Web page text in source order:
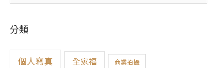
尋
鍵
分類
個人寫真 全家福 商業拍攝